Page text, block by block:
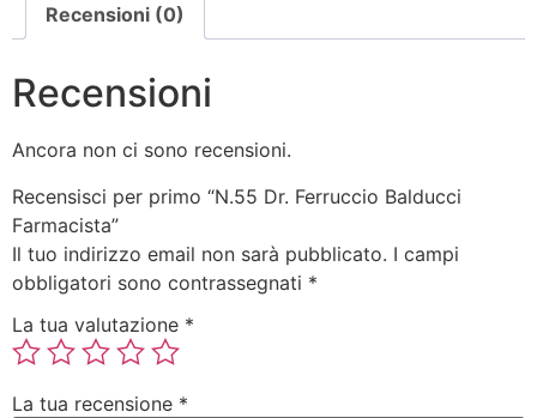
Recensioni (0)
Recensioni
Ancora non ci sono recensioni.
Recensisci per primo “N.55 Dr. Ferruccio Balducci
Farmacista”
Il tuo indirizzo email non sarà pubblicato. I campi
obbligatori sono contrassegnati *
La tua valutazione *
La tua recensione *